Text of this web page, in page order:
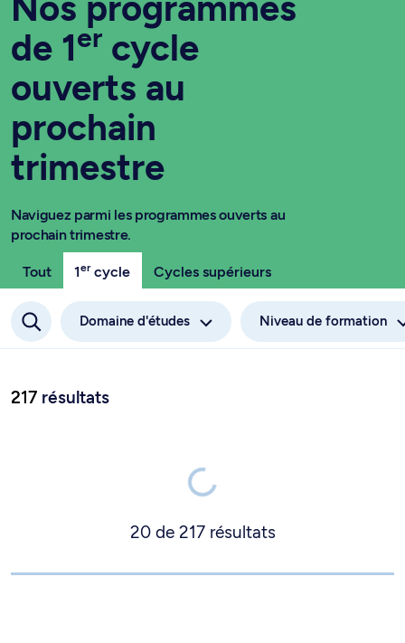
de 1er cycle
ouverts au
prochain
trimestre
Naviguez parmi les programmes ouverts au
prochain trimestre.
Tout 1ercycle Cycles supérieurs
Domaine d'études Niveau de formation
217 résultats
20 de 217 résultats